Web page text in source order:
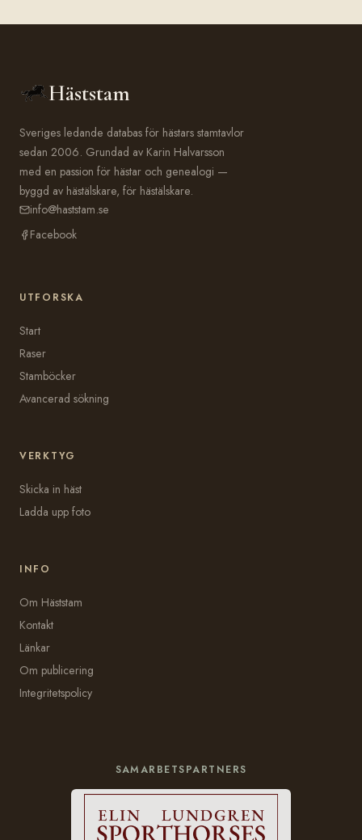
Häststam
Sveriges ledande databas för hästars stamtavlor
sedan 2006. Grundad av Karin Halvarsson
med en passion för hästar och genealogi —
byggd av hästälskare, för hästälskare.
info@haststam.se
Facebook
UTFORSKA
Start
Raser
Stamböcker
Avancerad sökning
VERKTYG
Skicka in häst
Ladda upp foto
INFO
Om Häststam
Kontakt
Länkar
Om publicering
Integritetspolicy
SAMARBETSPARTNERS